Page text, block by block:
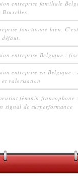
entreprise familiale
Bruxelles
fonctionne bien.
entreprise Belgique :
entreprise en Belgique :
valorisation
féminin francophone
signal de surperformance